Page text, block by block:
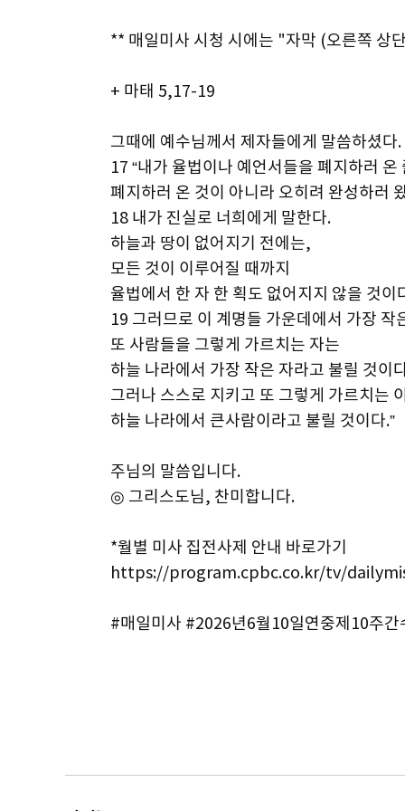
** 매일미사 시청 시에는 "자막 (오른쪽 상
+ 마태 5,17-19
그때에 예수님께서 제자들에게 말씀하셨다.
17 “내가 율법이나 예언서들을 폐지하러 온
폐지하러 온 것이 아니라 오히려 완성하러
18 내가 진실로 너희에게 말한다.
하늘과 땅이 없어지기 전에는,
모든 것이 이루어질 때까지
율법에서 한 자 한 획도 없어지지 않을 것이
19 그러므로 이 계명들 가운데에서 가장 작
또 사람들을 그렇게 가르치는 자는
하늘 나라에서 가장 작은 자라고 불릴 것이
그러나 스스로 지키고 또 그렇게 가르치는
하늘 나라에서 큰사람이라고 불릴 것이다.”
주님의 말씀입니다.
◎ 그리스도님, 찬미합니다.
*월별 미사 집전사제 안내 바로가기
https://program.cpbc.co.kr/tv/
#매일미사 #2026년6월10일연중제10주